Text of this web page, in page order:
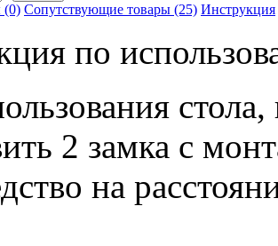
(0) Сопутствующие товары (25) Инструкция
по
2 замка с
на